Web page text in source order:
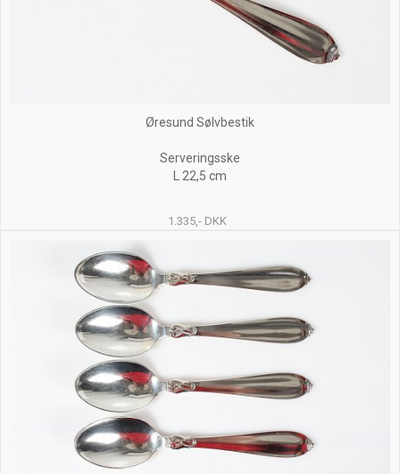
Øresund Sølvbestik
Serveringsske
L 22,5 cm
1.335,- DKK